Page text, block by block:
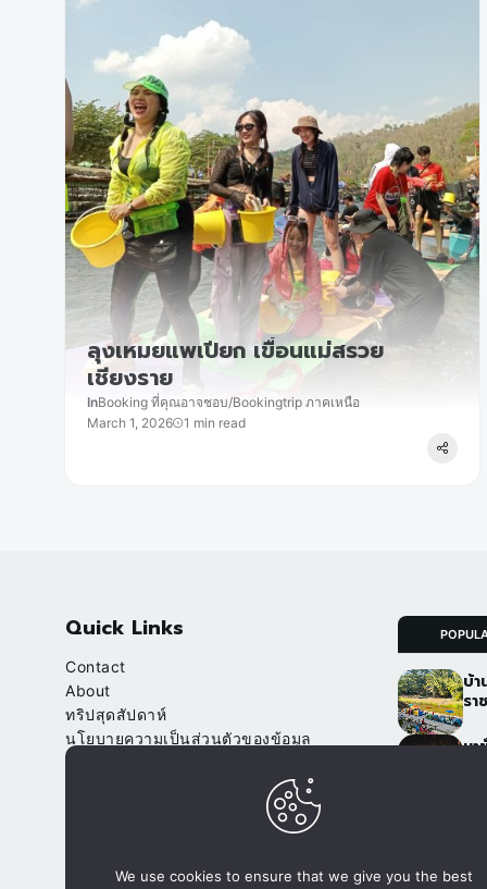
ลุงเหมยแพเปียก เขื่อนแม่สรวย
เชียงราย
InBooking ที่คุณอาจชอบ/Bookingtrip ภาคเหนือ
March 1, 2026
1 min read
Quick Links
Contact
About
ทริปสุดสัปดาห์
นโยบายความเป็นส่วนตัวของข้อมูล
จองที่พัก.com
บ้า
รา
นา
ภูฟ้
We use cookies to ensure that we give you the best